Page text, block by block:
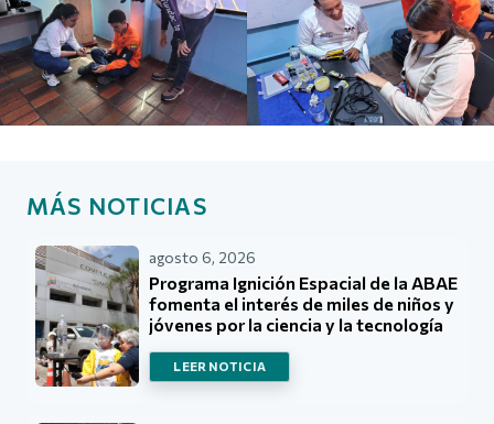
MÁS NOTICIAS
agosto 6, 2026
Programa Ignición Espacial de la ABAE
fomenta el interés de miles de niños y
jóvenes por la ciencia y la tecnología
LEER NOTICIA